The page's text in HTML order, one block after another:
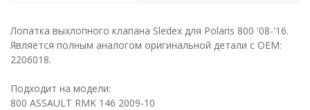
Лопатка выхлопного клапана Sledex для Polaris 800 '08-'16.
Является полным аналогом оригинальной детали с ОЕМ:
2206018.
Подходит на модели:
800 ASSAULT RMK 146 2009-10